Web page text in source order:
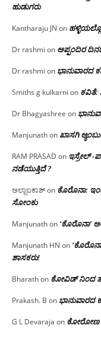
ಹುಡುಗರು
Kantharaju JN on
Dr rashmi on ಅಪ್ಪಂದಿರ
Dr rashmi on ಭಾನುವಾರದ
Smiths g kulkarni on ಕವಿತೆ:
Dr Bhagyashree on
Manjunathonಖಾಸಗಿ
RAM PRASAD on ಇಸ್ರೇಲ್ -
ನಡೆಯುತ್ತಿದೆ ?
ಅಲ್ಲಾಬಕಾಶ್on ಕೊರೊನಾ:
ಸೋಂಕು
Manjunathon ‘ಕೊರೊನಾ’
Manjunath HN on
ಶಾಸಕರು!
Bharathon ಕೋವಿಡ್ ನಿಂದ
Prakash. B on ಭಾನುವಾರದ
G L Devaraja on ಕೋರೋಣ